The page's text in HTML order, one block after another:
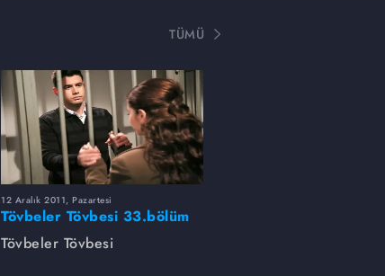
TÜMÜ
12 Aralık 2011, Pazartesi
Tövbeler Tövbesi 33.bölüm
fotoğrafları
Tövbeler Tövbesi